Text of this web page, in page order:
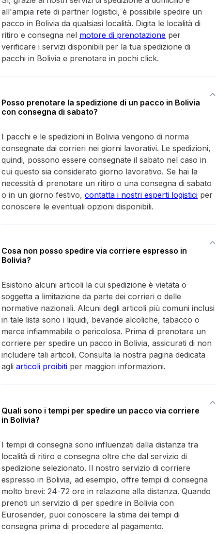
all'ampia rete di partner logistici, è possibile spedire un
pacco in Bolivia da qualsiasi località. Digita le località di
ritiro e consegna nel motore di prenotazione per
verificare i servizi disponibili per la tua spedizione di
pacchi in Bolivia e prenotare in pochi click.
Posso prenotare la spedizione di un pacco in Bolivia
con consegna di sabato?
I pacchi e le spedizioni in Bolivia vengono di norma
consegnate dai corrieri nei giorni lavorativi. Le spedizioni,
quindi, possono essere consegnate il sabato nel caso in
cui questo sia considerato giorno lavorativo. Se hai la
necessità di prenotare un ritiro o una consegna di sabato
o in un giorno festivo, contatta i nostri esperti logistici per
conoscere le eventuali opzioni disponibili.
Cosa non posso spedire via corriere espresso in
Bolivia?
Esistono alcuni articoli la cui spedizione è vietata o
soggetta a limitazione da parte dei corrieri o delle
normative nazionali. Alcuni degli articoli più comuni inclusi
in tale lista sono i liquidi, bevande alcoliche, tabacco o
merce infiammabile o pericolosa. Prima di prenotare un
corriere per spedire un pacco in Bolivia, assicurati di non
includere tali articoli. Consulta la nostra pagina dedicata
agli articoli proibiti per maggiori informazioni.
Quali sono i tempi per spedire un pacco via corriere
in Bolivia?
I tempi di consegna sono influenzati dalla distanza tra
località di ritiro e consegna oltre che dal servizio di
spedizione selezionato. Il nostro servizio di corriere
espresso in Bolivia, ad esempio, offre tempi di consegna
molto brevi: 24-72 ore in relazione alla distanza. Quando
prenoti un servizio di per spedire in Bolivia con
Eurosender, puoi conoscere la stima dei tempi di
consegna prima di procedere al pagamento.